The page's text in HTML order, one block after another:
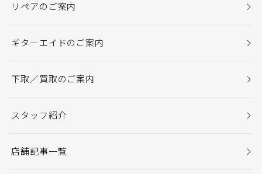
リペアのご案内
ギターエイドのご案内
下取／買取のご案内
スタッフ紹介
店舗記事一覧